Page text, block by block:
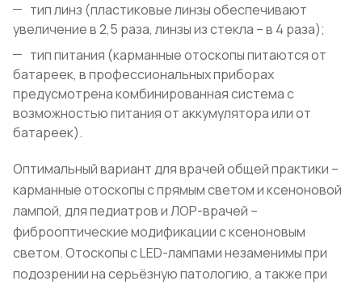
тип линз (пластиковые линзы обеспечивают
увеличение в 2,5 раза, линзы из стекла – в 4 раза);
тип питания (карманные отоскопы питаются от
батареек, в профессиональных приборах
предусмотрена комбинированная система с
возможностью питания от аккумулятора или от
батареек).
Оптимальный вариант для врачей общей практики –
карманные отоскопы с прямым светом и ксеноновой
лампой, для педиатров и ЛОР-врачей –
фиброоптические модификации с ксеноновым
светом. Отоскопы с LED-лампами незаменимы при
подозрении на серьёзную патологию, а также при